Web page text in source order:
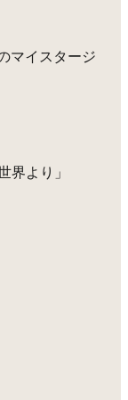
マイスタージ
界より」